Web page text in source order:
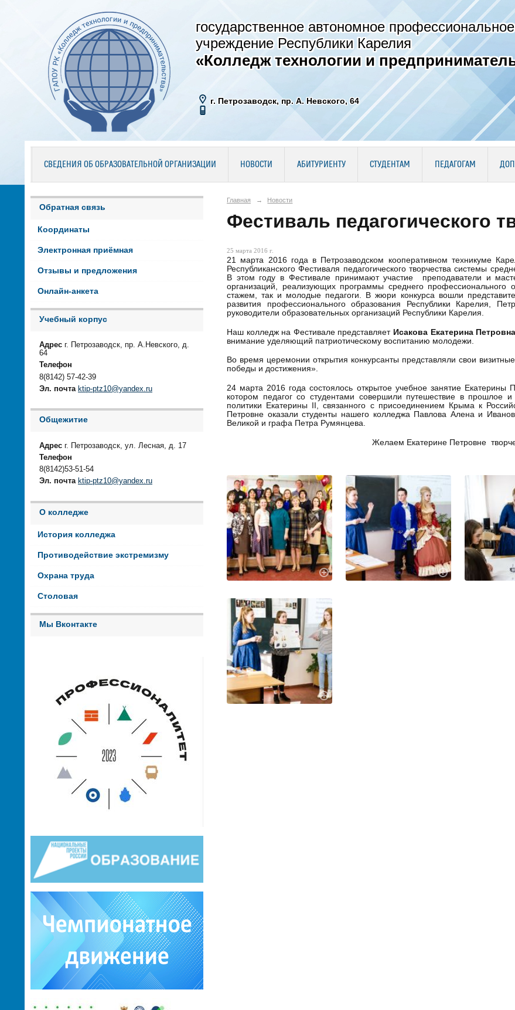
государственное автономное
учреждение Республики Карелия
«Колледж технологии и
г. Петрозаводск, пр. А. Невского, 64
СВЕДЕНИЯ ОБ ОБРАЗОВАТЕЛЬНОЙ ОРГАНИЗАЦИИ НОВОСТИ АБИТУРИЕНТУ СТУДЕНТАМ ПЕДАГОГАМ
Обратная связь
Координаты
Электронная приёмная
Отзывы и предложения
Онлайн-анкета
Учебный корпус
Адрес г. Петрозаводск, пр. А.Невского, д.
64
Телефон
8(8142) 57-42-39
Эл. почта ktip-ptz10@yandex.ru
Общежитие
Адрес г. Петрозаводск, ул. Лесная, д. 17
Телефон
8(8142)53-51-54
Эл. почта ktip-ptz10@yandex.ru
О колледже
История колледжа
Противодействие экстремизму
Охрана труда
Столовая
Мы Вконтакте
Главная → Новости
Фестиваль педагогического
25 марта 2016 г.
21 марта 2016 года в Петрозаводском кооперативном техникуме
Республиканского Фестиваля педагогического творчества системы
В этом году в Фестивале принимают участие преподаватели и
организаций, реализующих программы среднего
стажем, так и молодые педагоги. В жюри конкурса вошли
развития профессионального образования Республики Карелия,
руководители образовательных организаций Республики Карелия.
Наш колледж на Фестивале представляет Исакова Екатерина Петровна
внимание уделяющий патриотическому воспитанию молодежи.
Во время церемонии открытия конкурсанты представляли свои
победы и достижения».
24 марта 2016 года состоялось открытое учебное занятие Екатерины
котором педагог со студентами совершили путешествие в прошлое
политики Екатерины II, связанного с присоединением Крыма к
Петровне оказали студенты нашего колледжа Павлова Алена и
Великой и графа Петра Румянцева.
Желаем Екатерине Петровне